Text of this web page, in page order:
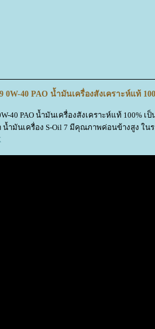
0W-40 PAO น้ำมันเครื่องสังเคราะห์แท้
40 PAO น้ำมันเครื่องสังเคราะห์แท้ 100%
น้ำมันเครื่อง S-Oil 7 มีคุณภาพค่อนข้างสูง ใ